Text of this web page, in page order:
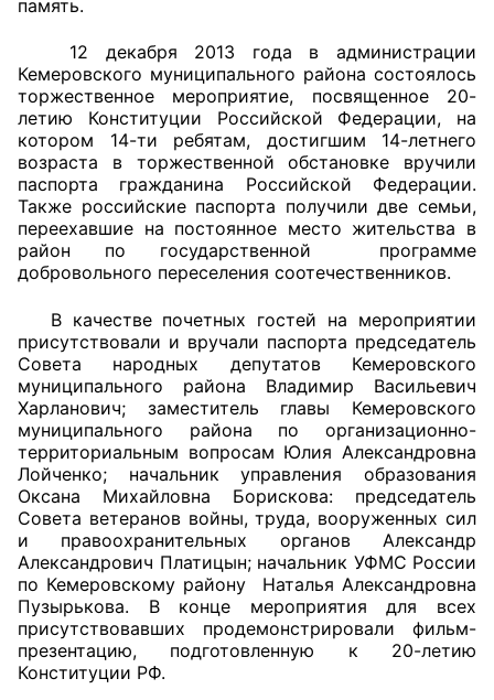
память.
12 декабря 2013 года в администрации
Кемеровского муниципального района состоялось
торжественное мероприятие, посвященное 20-
летию Конституции Российской Федерации, на
котором 14-ти ребятам, достигшим 14-летнего
возраста в торжественной обстановке вручили
паспорта гражданина Российской Федерации.
Также российские паспорта получили две семьи,
переехавшие на постоянное место жительства в
район по государственной программе
добровольного переселения соотечественников.
В качестве почетных гостей на мероприятии
присутствовали и вручали паспорта председатель
Совета народных депутатов Кемеровского
муниципального района Владимир Васильевич
Харланович; заместитель главы Кемеровского
муниципального района по организационно-
территориальным вопросам Юлия Александровна
Лойченко; начальник управления образования
Оксана Михайловна Борискова: председатель
Совета ветеранов войны, труда, вооруженных сил
и правоохранительных органов Александр
Александрович Платицын; начальник УФМС России
по Кемеровскому району Наталья Александровна
Пузырькова. В конце мероприятия для всех
присутствовавших продемонстрировали фильм-
презентацию, подготовленную к 20-летию
Конституции РФ.